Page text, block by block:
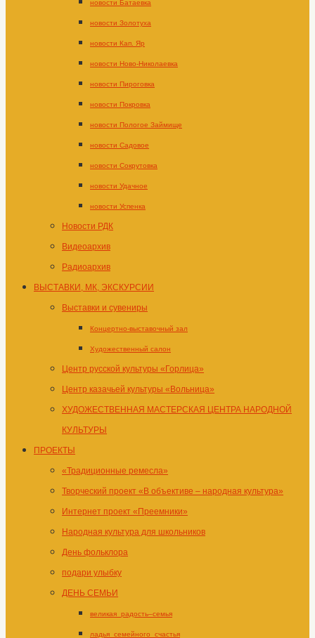
новости Батаевка
новости Золотуха
новости Кап. Яр
новости Ново-Николаевка
новости Пироговка
новости Покровка
новости Пологое Займище
новости Садовое
новости Сокрутовка
новости Удачное
новости Успенка
Новости РДК
Видеоархив
Радиоархив
ВЫСТАВКИ, МК, ЭКСКУРСИИ
Выставки и сувениры
Концертно-выставочный зал
Художественный салон
Центр русской культуры «Горлица»
Центр казачьей культуры «Вольница»
ХУДОЖЕСТВЕННАЯ МАСТЕРСКАЯ ЦЕНТРА НАРОДНОЙ
КУЛЬТУРЫ
ПРОЕКТЫ
«Традиционные ремесла»
Творческий проект «В объективе – народная культура»
Интернет проект «Преемники»
Народная культура для школьников
День фольклора
подари улыбку
ДЕНЬ СЕМЬИ
великая_радость–семья
ладья_семейного_счастья